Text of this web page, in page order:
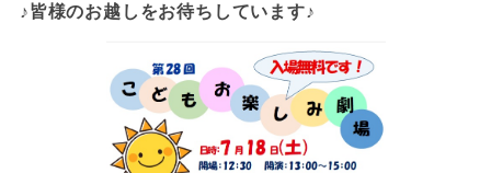
♪皆様のお越しをお待ちしています♪